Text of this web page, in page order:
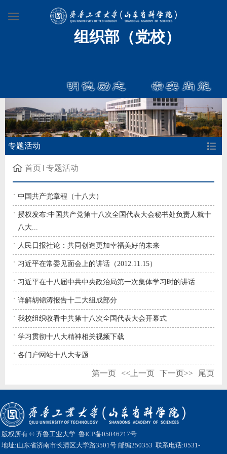
组织部（党校）
专题活动
首页 专题活动
中国共产党章程（十八大）
授权发布:中国共产党第十八次全国代表大会秘书处负责人就十
八大...
人民日报社论：共同创造更加幸福美好的未来
习近平在常委见面会上的讲话（2012.11.15）
习近平在十八届中共中央政治局第一次集体学习时的讲话
详解胡锦涛报告十二大组成部分
我校组织收看中共第十八次全国代表大会开幕式
学习贯彻十八大精神相关视频下载
各门户网站十八大专题
第一页 <<上一页 下一页>> 尾页
版权所有 © 齐鲁工业大学 鲁ICP备05046217号
地址:山东省济南市长清区大学路3501号 邮编250353 联系电话:0531-